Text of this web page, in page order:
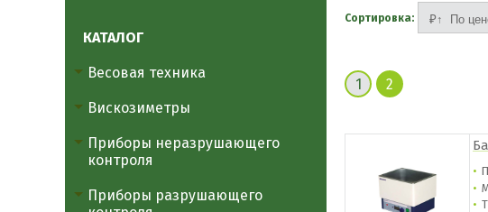
КАТАЛОГ
Весовая техника
Вискозиметры
Приборы неразрушающего
контроля
Приборы разрушающего
Сортировка:
1 2